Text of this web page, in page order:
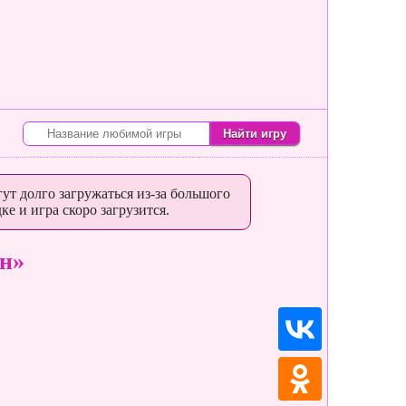
долго загружаться из-за большого
и игра скоро загрузится.